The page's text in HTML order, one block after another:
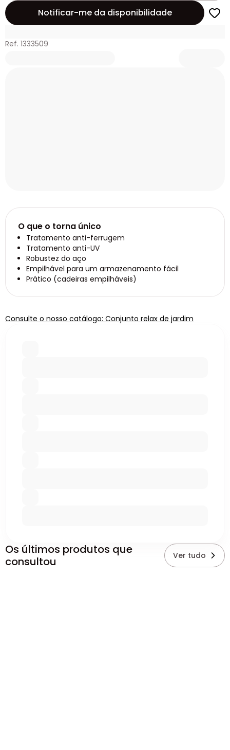
Notificar-me da disponibilidade
Ref. 1333509
O que o torna único
Tratamento anti-ferrugem
Tratamento anti-UV
Robustez do aço
Empilhável para um armazenamento fácil
Prático (cadeiras empilháveis)
Consulte o nosso catálogo: Conjunto relax de jardim
Os últimos produtos que
consultou
Ver tudo